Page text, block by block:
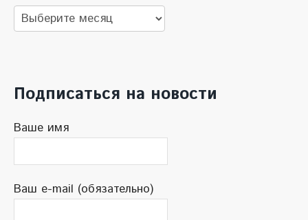
Архив
новостей
Подписаться на новости
Ваше имя
Ваш e-mail (обязательно)